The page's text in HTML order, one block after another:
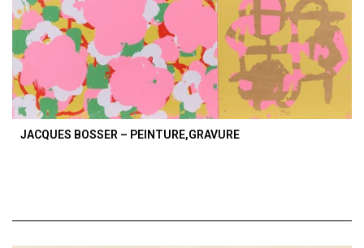
JACQUES BOSSER – PEINTURE,GRAVURE